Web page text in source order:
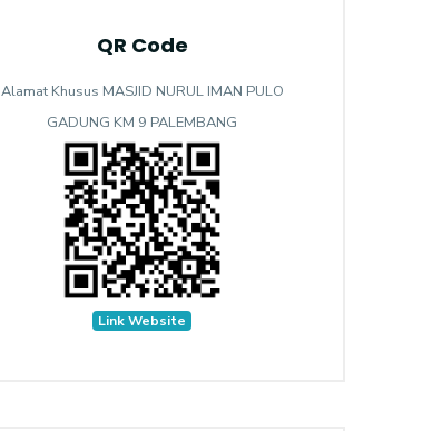
QR Code
Alamat Khusus MASJID NURUL IMAN PULO
GADUNG KM 9 PALEMBANG
Link Website